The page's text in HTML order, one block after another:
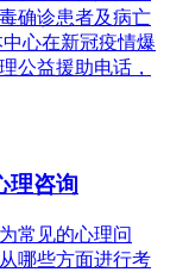
确诊患者及病亡
心在新冠疫情爆
公益援助电话，
理咨询
常见的心理问
哪些方面进行考